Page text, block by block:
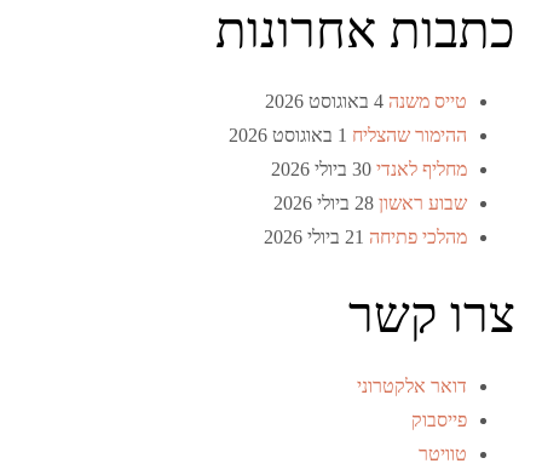
כתבות אחרונות
טייס משנה 4 באוגוסט 2026
ההימור שהצליח 1 באוגוסט 2026
מחליף לאנדי 30 ביולי 2026
שבוע ראשון 28 ביולי 2026
מהלכי פתיחה 21 ביולי 2026
צרו קשר
דואר אלקטרוני
פייסבוק
טוויטר